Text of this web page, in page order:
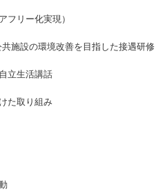
フリー化実現）
施設の環境改善を目指した接遇研修
立生活講話
た取り組み